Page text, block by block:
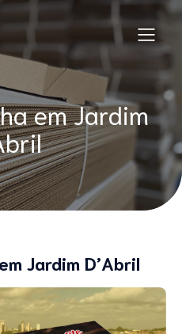
em Jardim
Jardim D’Abril